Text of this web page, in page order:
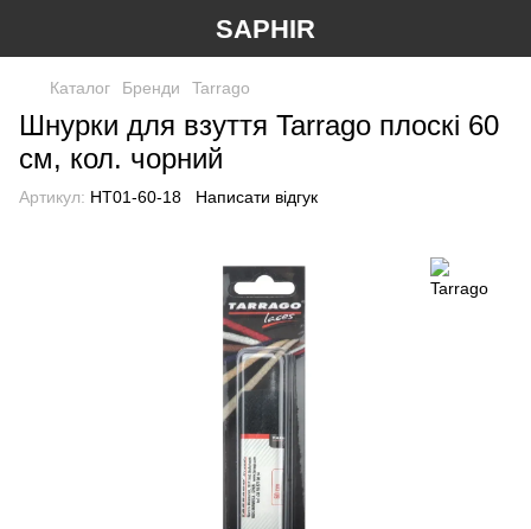
SAPHIR
Каталог Бренди Tarrago
Шнурки для взуття Tarrago плоскі 60
см, кол. чорний
Артикул: HT01-60-18 Написати відгук